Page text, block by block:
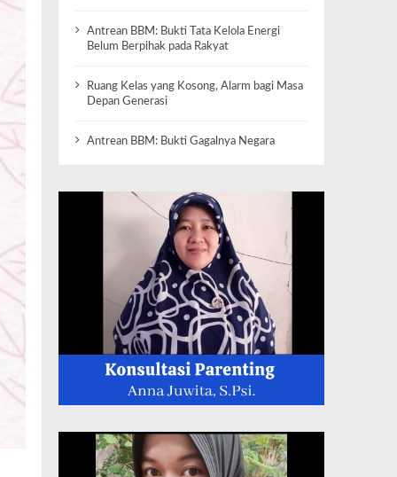
Antrean BBM: Bukti Tata Kelola Energi
Belum Berpihak pada Rakyat
Ruang Kelas yang Kosong, Alarm bagi Masa
Depan Generasi
Antrean BBM: Bukti Gagalnya Negara